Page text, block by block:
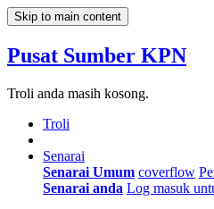
Skip to main content
Pusat Sumber KPN
Troli anda masih kosong.
Troli
Senarai
Senarai Umum coverflow
Senarai anda Log masuk